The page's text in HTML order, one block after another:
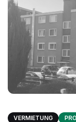
VERMIETUNG